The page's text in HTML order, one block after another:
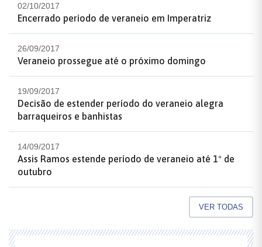
02/10/2017
Encerrado período de veraneio em Imperatriz
26/09/2017
Veraneio prossegue até o próximo domingo
19/09/2017
Decisão de estender período do veraneio alegra
barraqueiros e banhistas
14/09/2017
Assis Ramos estende período de veraneio até 1º de
outubro
VER TODAS